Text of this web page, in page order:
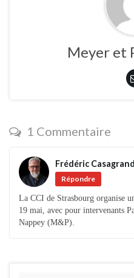
Meyer et
1 Commentaire
Frédéric
Répondre
La CCI de Strasbourg organise
19 mai, avec pour intervenants
Nappey (M&P).